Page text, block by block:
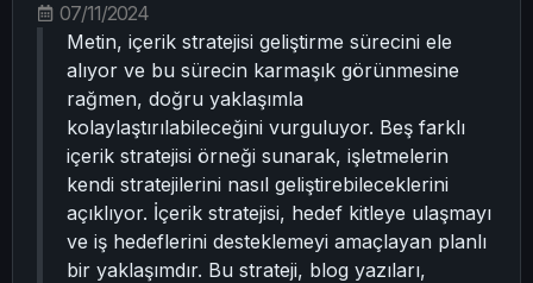
07/11/2024
Metin, içerik stratejisi geliştirme sürecini ele
alıyor ve bu sürecin karmaşık görünmesine
rağmen, doğru yaklaşımla
kolaylaştırılabileceğini vurguluyor. Beş farklı
içerik stratejisi örneği sunarak, işletmelerin
kendi stratejilerini nasıl geliştirebileceklerini
açıklıyor. İçerik stratejisi, hedef kitleye ulaşmayı
ve iş hedeflerini desteklemeyi amaçlayan planlı
bir yaklaşımdır. Bu strateji, blog yazıları,